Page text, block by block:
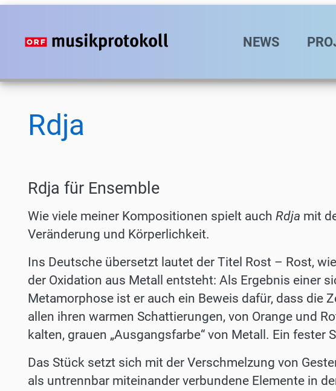
Direkt
Inhalt
Hauptnavigation
NEWS
Rdja
Rdja für Ensemble
Wie viele meiner Kompositionen spielt auch Rdja mit
Veränderung und Körperlichkeit.
Ins Deutsche übersetzt lautet der Titel Rost – Rost,
der Oxidation aus Metall entsteht: Als Ergebnis einer
Metamorphose ist er auch ein Beweis dafür, dass die
allen ihren warmen Schattierungen, von Orange und
kalten, grauen „Ausgangsfarbe“ von Metall. Ein
Das Stück setzt sich mit der Verschmelzung von
als untrennbar miteinander verbundene Elemente in